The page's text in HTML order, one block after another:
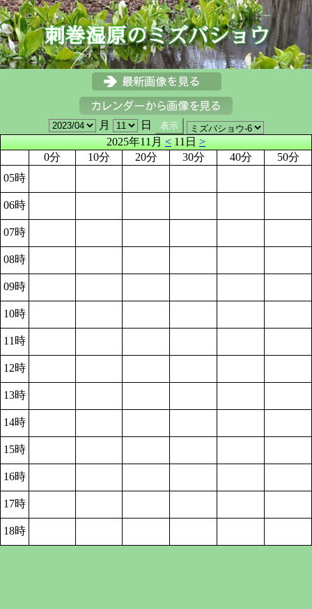
月
日
2025年11月<11日>
0分
10分 20分 30分 40分
50分
05時
06時
07時
08時
09時
10時
11時
12時
13時
14時
15時
16時
17時
18時